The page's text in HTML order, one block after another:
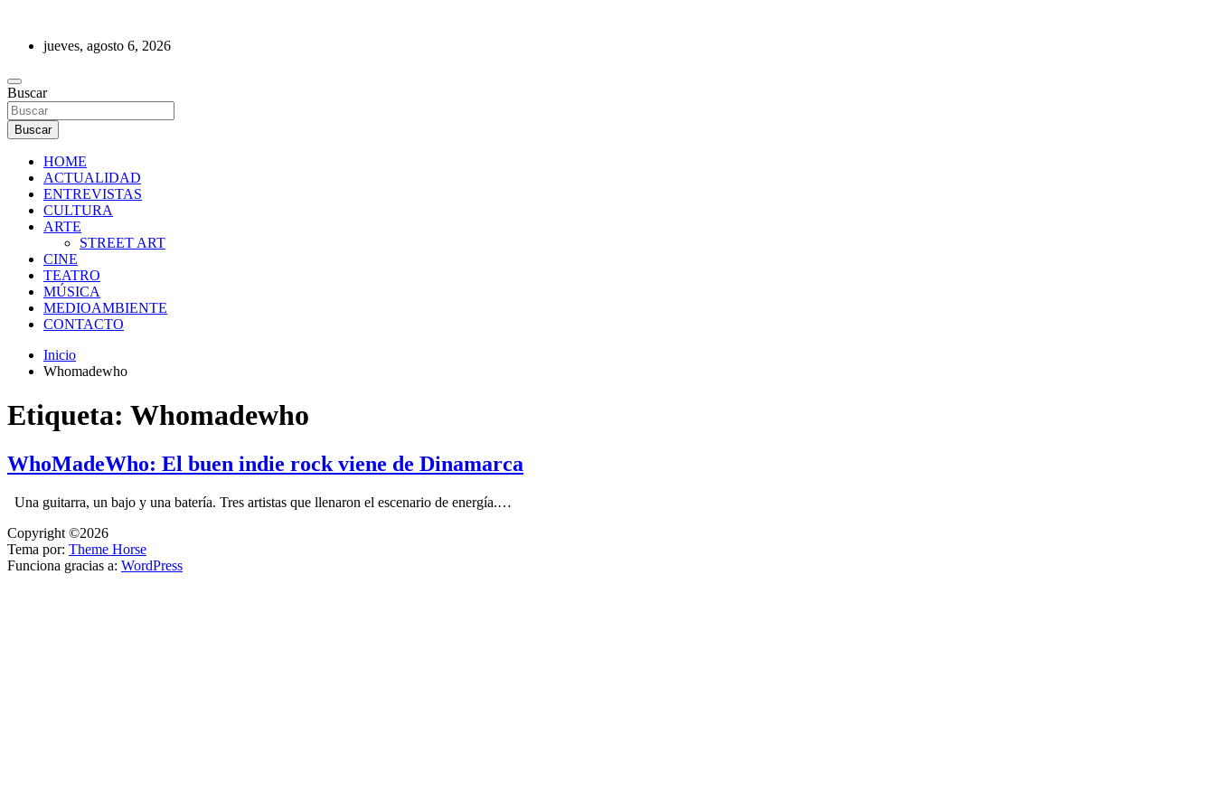
contenidojueves, agosto 6, 2026
REVISTA DE PRENSA
Buscar
Buscar
HOME
ACTUALIDAD
ENTREVISTAS
CULTURA
ARTE
STREET ART
CINE
TEATRO
MÚSICA
MEDIOAMBIENTE
CONTACTO
Inicio
Whomadewho
Etiqueta: Whomadewho
WhoMadeWho: El buen indie rock viene de Dinamarca
Una guitarra, un bajo y una batería. Tres artistas que llenaron el escenario de energía.…
Copyright ©2026
Tema por: Theme Horse
Funciona gracias a: WordPress